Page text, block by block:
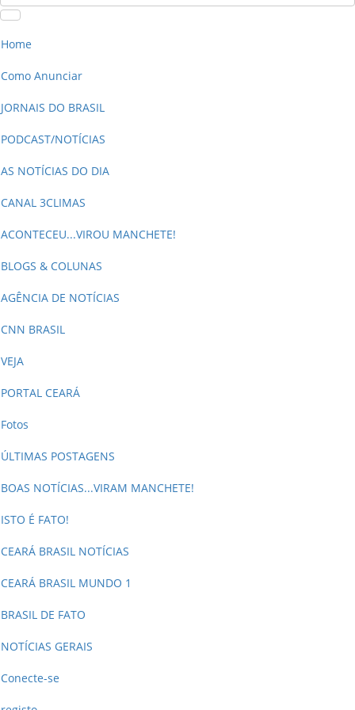
Home
Como Anunciar
JORNAIS DO BRASIL
PODCAST/NOTÍCIAS
AS NOTÍCIAS DO DIA
CANAL 3CLIMAS
ACONTECEU...VIROU MANCHETE!
BLOGS & COLUNAS
AGÊNCIA DE NOTÍCIAS
CNN BRASIL
VEJA
PORTAL CEARÁ
Fotos
ÚLTIMAS POSTAGENS
BOAS NOTÍCIAS...VIRAM MANCHETE!
ISTO É FATO!
CEARÁ BRASIL NOTÍCIAS
CEARÁ BRASIL MUNDO 1
BRASIL DE FATO
NOTÍCIAS GERAIS
Conecte-se